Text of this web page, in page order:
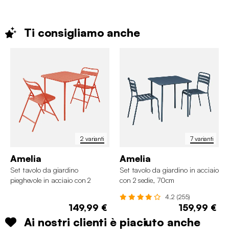
Ti consigliamo anche
2 varianti
Amelia
Set tavolo da giardino
pieghevole in acciaio con 2
149,99 €
7 varianti
Amelia
Set tavolo da giardino in acciaio
con 2 sedie, 70cm
4.2 (255)
159,99 €
Ai nostri clienti è piaciuto anche